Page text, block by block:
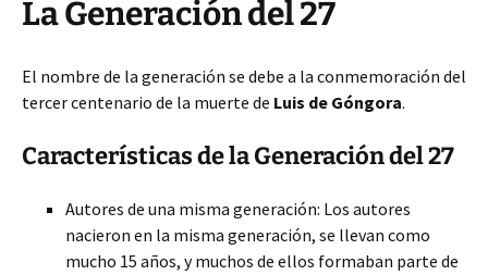
La Generación del 27
El nombre de la generación se debe a la conmemoración del
tercer centenario de la muerte de Luis de Góngora.
Características de la Generación del 27
Autores de una misma generación: Los autores
nacieron en la misma generación, se llevan como
mucho 15 años, y muchos de ellos formaban parte de